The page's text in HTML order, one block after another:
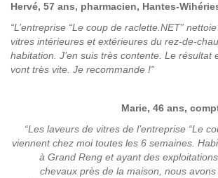
Hervé, 57 ans, pharmacien, Hantes-
“L’entreprise “Le coup de raclette.NET”
vitres intérieures et extérieures du rez-de-
habitation. J’en suis très contente. Le résultat
vont très vite. Je recommande !”
Marie, 46 ans,
“Les laveurs de vitres de l’entreprise “Le
viennent chez moi toutes les 6 semaines.
à Grand Reng et ayant des
chevaux près de la maison, nous